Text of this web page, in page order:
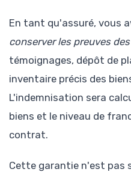
En tant qu'assuré, vous
conserver les preuves
témoignages, dépôt de
inventaire précis des
L'indemnisation sera
biens et le niveau de
contrat.
Cette garantie n'est pas